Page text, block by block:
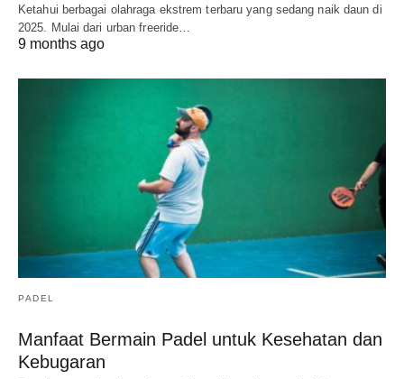
Ketahui berbagai olahraga ekstrem terbaru yang sedang naik daun di
2025. Mulai dari urban freeride…
9 months ago
PADEL
Manfaat Bermain Padel untuk Kesehatan dan
Kebugaran